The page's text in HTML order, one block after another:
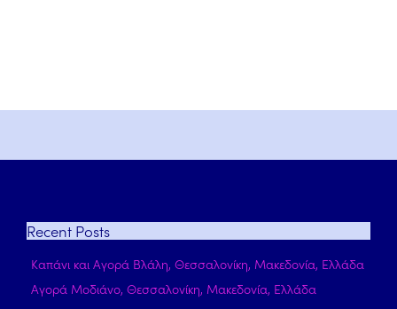
Recent Posts
Καπάνι και Αγορά Βλάλη, Θεσσαλονίκη, Μακεδονία, Ελλάδα
Αγορά Μοδιάνο, Θεσσαλονίκη, Μακεδονία, Ελλάδα